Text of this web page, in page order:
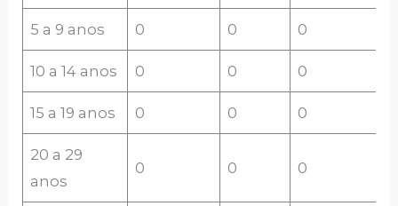
5 a 9 anos 0 0 0
10 a 14 anos 0 0 0
15 a 19 anos 0 0 0
20 a 29
anos
0 0 0